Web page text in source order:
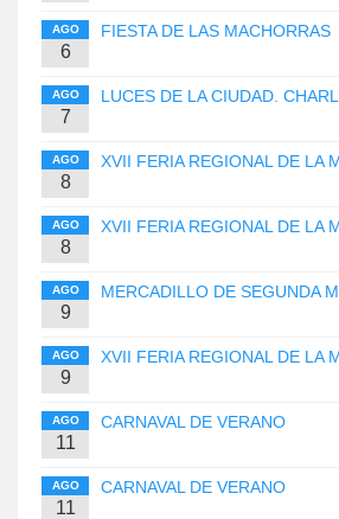
AGO
6
FIESTA DE LAS MACHORRAS
AGO
7
LUCES DE LA CIUDAD.
AGO
8
XVII FERIA REGIONAL DE LA
AGO
8
XVII FERIA REGIONAL DE LA
AGO
9
MERCADILLO DE SEGUNDA
AGO
9
XVII FERIA REGIONAL DE LA
AGO
11
CARNAVAL DE VERANO
AGO
11
CARNAVAL DE VERANO